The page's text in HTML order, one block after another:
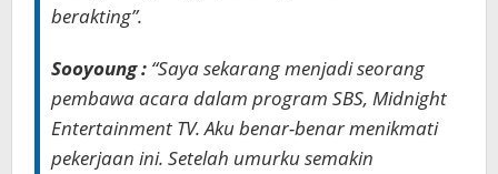
berakting”.
Sooyoung : “Saya sekarang menjadi seorang
pembawa acara dalam program SBS, Midnight
Entertainment TV. Aku benar-benar menikmati
pekerjaan ini. Setelah umurku semakin